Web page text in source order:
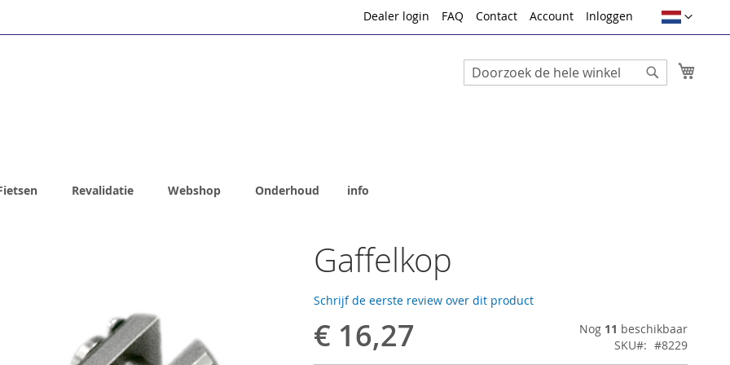
Taal
Dealer login FAQ Contact Account Inloggen
Search
Revalidatie Webshop Onderhoud info
Gaffelkop
Schrijf de eerste review over dit product
€ 16,27 Nog 11 beschikbaar
SKU
#8229